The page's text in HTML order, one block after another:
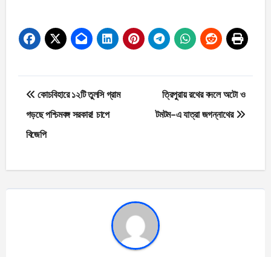
Post
navigation
কোচবিহারে ১২টি তুলসি গ্রাম
গড়ছে পশ্চিমবঙ্গ সরকার! চাপে
বিজেপি
ত্রিপুরায় রথের বদলে অটো ও
টমটম-এ যাত্রা জগন্নাথের